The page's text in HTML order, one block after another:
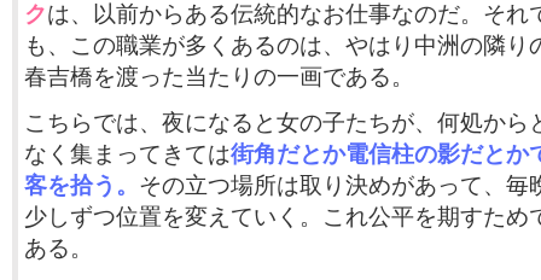
クは、以前からある伝統的なお仕事なのだ。それ
も、この職業が多くあるのは、やはり中洲の隣り
春吉橋を渡った当たりの一画である。
こちらでは、夜になると女の子たちが、何処から
なく集まってきては街角だとか電信柱の影だとか
客を拾う。 その立つ場所は取り決めがあって、毎
少しずつ位置を変えていく。これ公平を期すため
ある。